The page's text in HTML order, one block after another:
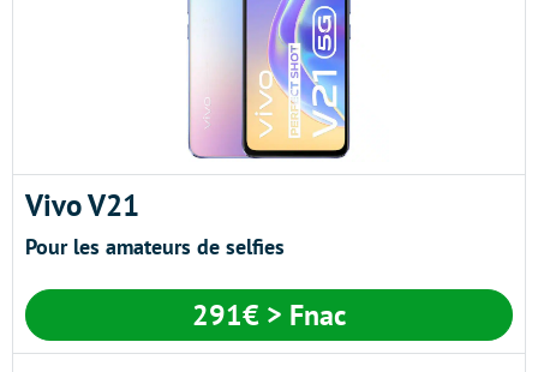
Vivo V21
Pour les amateurs de selfies
291€ > Fnac